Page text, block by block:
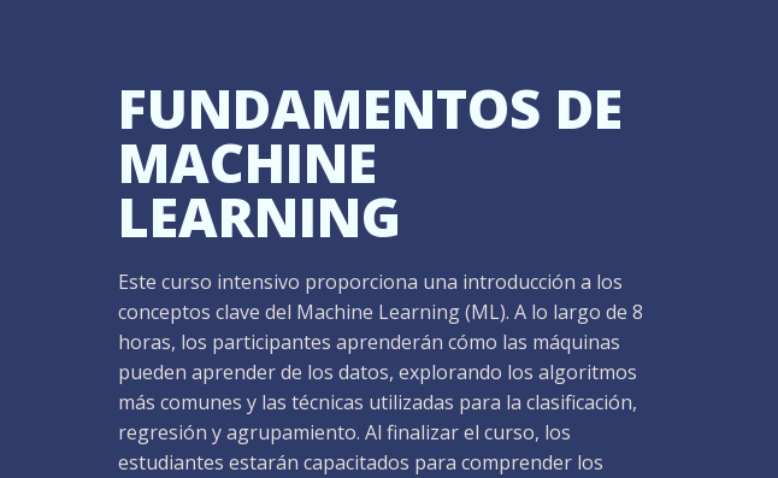
FUNDAMENTOS DE
MACHINE
LEARNING
Este curso intensivo proporciona una introducción a los
conceptos clave del Machine Learning (ML). A lo largo de 8
horas, los participantes aprenderán cómo las máquinas
pueden aprender de los datos, explorando los algoritmos
más comunes y las técnicas utilizadas para la clasificación,
regresión y agrupamiento. Al finalizar el curso, los
estudiantes estarán capacitados para comprender los